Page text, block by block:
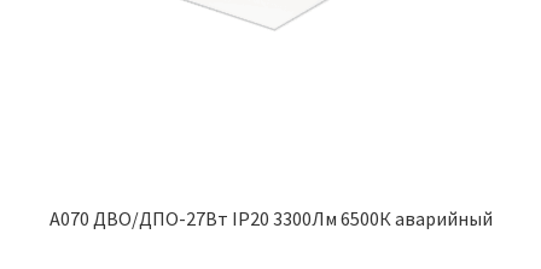
A070 ДВО/ДПО-27Вт IP20 3300Лм 6500К аварийный